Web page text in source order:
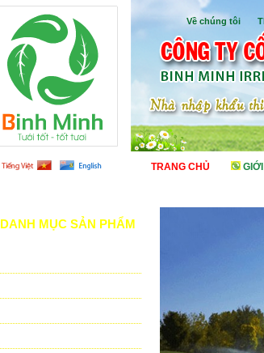
TRANG CHỦ
Về chúng tôi
DANH MỤC SẢN PHẨM